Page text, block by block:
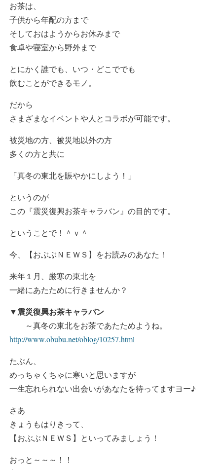
お茶は、
子供から年配の方まで
そしておはようからお休みまで
食卓や寝室から野外まで
とにかく誰でも、いつ・どこででも
飲むことができるモノ。
だから
さまざまなイベントや人とコラボが可能です。
被災地の方、被災地以外の方
多くの方と共に
「真冬の東北を賑やかにしよう！」
というのが
この『震災復興お茶キャラバン』の目的です。
ということで！＾ｖ＾
今、【おぶぶＮＥＷＳ】をお読みのあなた！
来年１月、厳寒の東北を
一緒にあたために行きませんか？
▼震災復興お茶キャラバン
～真冬の東北をお茶であたためようね。
http://www.obubu.net/oblog/10257.html
たぶん、
めっちゃくちゃに寒いと思いますが
一生忘れられない出会いがあなたを待ってますヨー♪
さあ
きょうもはりきって、
【おぶぶＮＥＷＳ】といってみましょう！
おっと～～～！！